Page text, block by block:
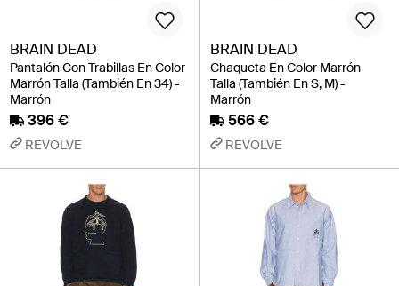
BRAIN DEAD
Pantalón Con Trabillas En Color
Marrón Talla (También En 34) -
Marrón
396 €
REVOLVE
BRAIN DEAD
Chaqueta En Color Marrón
Talla (También En S, M) -
Marrón
566 €
REVOLVE